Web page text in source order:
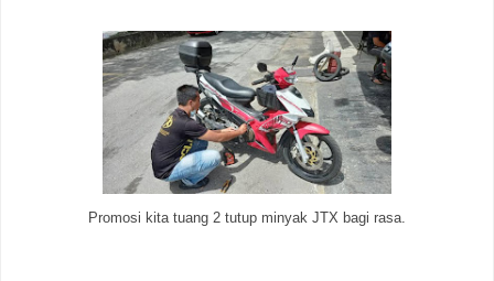
Promosi kita tuang 2 tutup minyak JTX bagi rasa.